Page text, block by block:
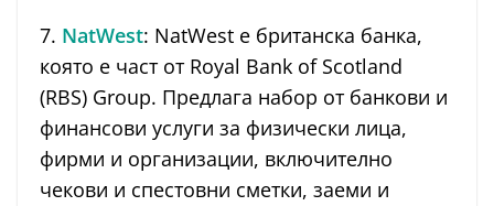
7. NatWest: NatWest е британска банка,
която е част от Royal Bank of Scotland
(RBS) Group. Предлага набор от банкови и
финансови услуги за физически лица,
фирми и организации, включително
чекови и спестовни сметки, заеми и